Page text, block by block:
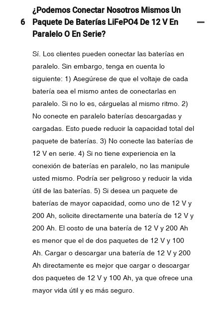
6
¿Podemos Conectar Nosotros Mismos Un
Paquete De Baterías LiFePO4 De 12 V En
Paralelo O En Serie?
Sí. Los clientes pueden conectar las baterías en
paralelo. Sin embargo, tenga en cuenta lo
siguiente: 1) Asegúrese de que el voltaje de cada
batería sea el mismo antes de conectarlas en
paralelo. Si no lo es, cárguelas al mismo ritmo. 2)
No conecte en paralelo baterías descargadas y
cargadas. Esto puede reducir la capacidad total del
paquete de baterías. 3) No conecte las baterías de
12 V en serie. 4) Si no tiene experiencia en la
conexión de baterías en paralelo, no las manipule
usted mismo. Podría ser peligroso y reducir la vida
útil de las baterías. 5) Si desea un paquete de
baterías de mayor capacidad, como uno de 12 V y
200 Ah, solicite directamente una batería de 12 V y
200 Ah. El costo de una batería de 12 V y 200 Ah
es menor que el de dos paquetes de 12 V y 100
Ah. Cargar o descargar una batería de 12 V y 200
Ah directamente es mejor que cargar o descargar
dos paquetes de 12 V y 100 Ah, ya que ofrece una
mayor vida útil y es más seguro.